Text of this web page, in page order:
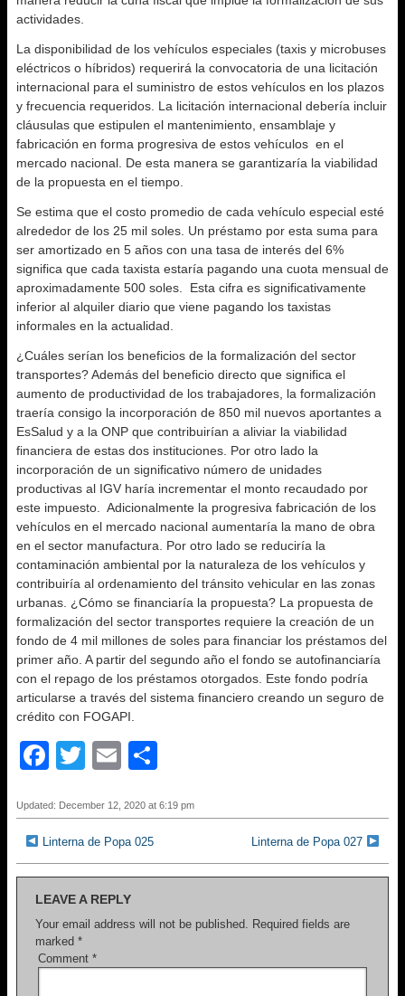
actividades.
La disponibilidad de los vehículos especiales (taxis y microbuses
eléctricos o híbridos) requerirá la convocatoria de una licitación
internacional para el suministro de estos vehículos en los plazos
y frecuencia requeridos. La licitación internacional debería incluir
cláusulas que estipulen el mantenimiento, ensamblaje y
fabricación en forma progresiva de estos vehículos en el
mercado nacional. De esta manera se garantizaría la viabilidad
de la propuesta en el tiempo.
Se estima que el costo promedio de cada vehículo especial esté
alrededor de los 25 mil soles. Un préstamo por esta suma para
ser amortizado en 5 años con una tasa de interés del 6%
significa que cada taxista estaría pagando una cuota mensual de
aproximadamente 500 soles. Esta cifra es significativamente
inferior al alquiler diario que viene pagando los taxistas
informales en la actualidad.
¿Cuáles serían los beneficios de la formalización del sector
transportes? Además del beneficio directo que significa el
aumento de productividad de los trabajadores, la formalización
traería consigo la incorporación de 850 mil nuevos aportantes a
EsSalud y a la ONP que contribuirían a aliviar la viabilidad
financiera de estas dos instituciones. Por otro lado la
incorporación de un significativo número de unidades
productivas al IGV haría incrementar el monto recaudado por
este impuesto. Adicionalmente la progresiva fabricación de los
vehículos en el mercado nacional aumentaría la mano de obra
en el sector manufactura. Por otro lado se reduciría la
contaminación ambiental por la naturaleza de los vehículos y
contribuiría al ordenamiento del tránsito vehicular en las zonas
urbanas. ¿Cómo se financiaría la propuesta? La propuesta de
formalización del sector transportes requiere la creación de un
fondo de 4 mil millones de soles para financiar los préstamos del
primer año. A partir del segundo año el fondo se autofinanciaría
con el repago de los préstamos otorgados. Este fondo podría
articularse a través del sistema financiero creando un seguro de
crédito con FOGAPI.
F
c
e
b
o
o
k
T
tt
er
E
ail ar
Updated: December 12, 2020 at 6:19 pm
Linterna de Popa 025 Linterna de Popa 027
LEAVE A REPLY
Your email address will not be published. Required fields are
marked *
Comment *